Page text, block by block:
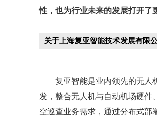
性，也为行业未来的发展打开了
关于上海复亚智能技术发展有限
复亚智能是业内领先的无人
发，整合无人机与自动机场硬件
空巡查业务需求，通过分布式部